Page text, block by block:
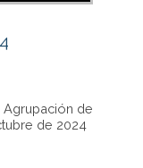
de
de 2024